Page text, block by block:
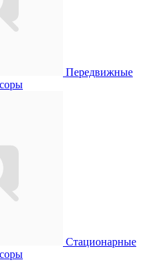
Передвижные
Стационарные